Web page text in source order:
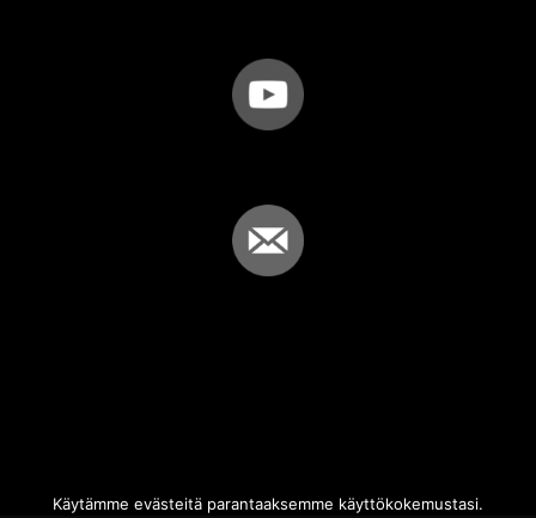
Käytämme evästeitä parantaaksemme käyttökokemustasi.